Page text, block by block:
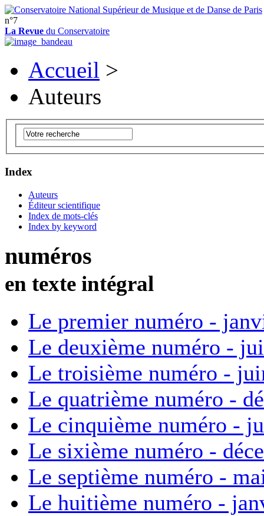
n°7
La Revue du Conservatoire
Accueil >
Auteurs
Index
Auteurs
Éditeur scientifique
Index de mots-clés
Index by keyword
numéros
en texte intégral
Le premier numéro -
Le deuxième numéro -
Le troisième numéro -
Le quatrième numéro -
Le cinquième numéro -
Le sixième numéro -
Le septième numéro -
Le huitième numéro -